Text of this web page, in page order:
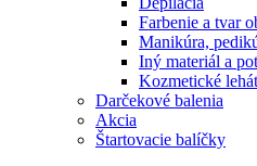
Farbenie a tvar
Manikúra,
Iný materiál a
Kozmetické
Darčekové balenia
Akcia
Štartovacie balíčky